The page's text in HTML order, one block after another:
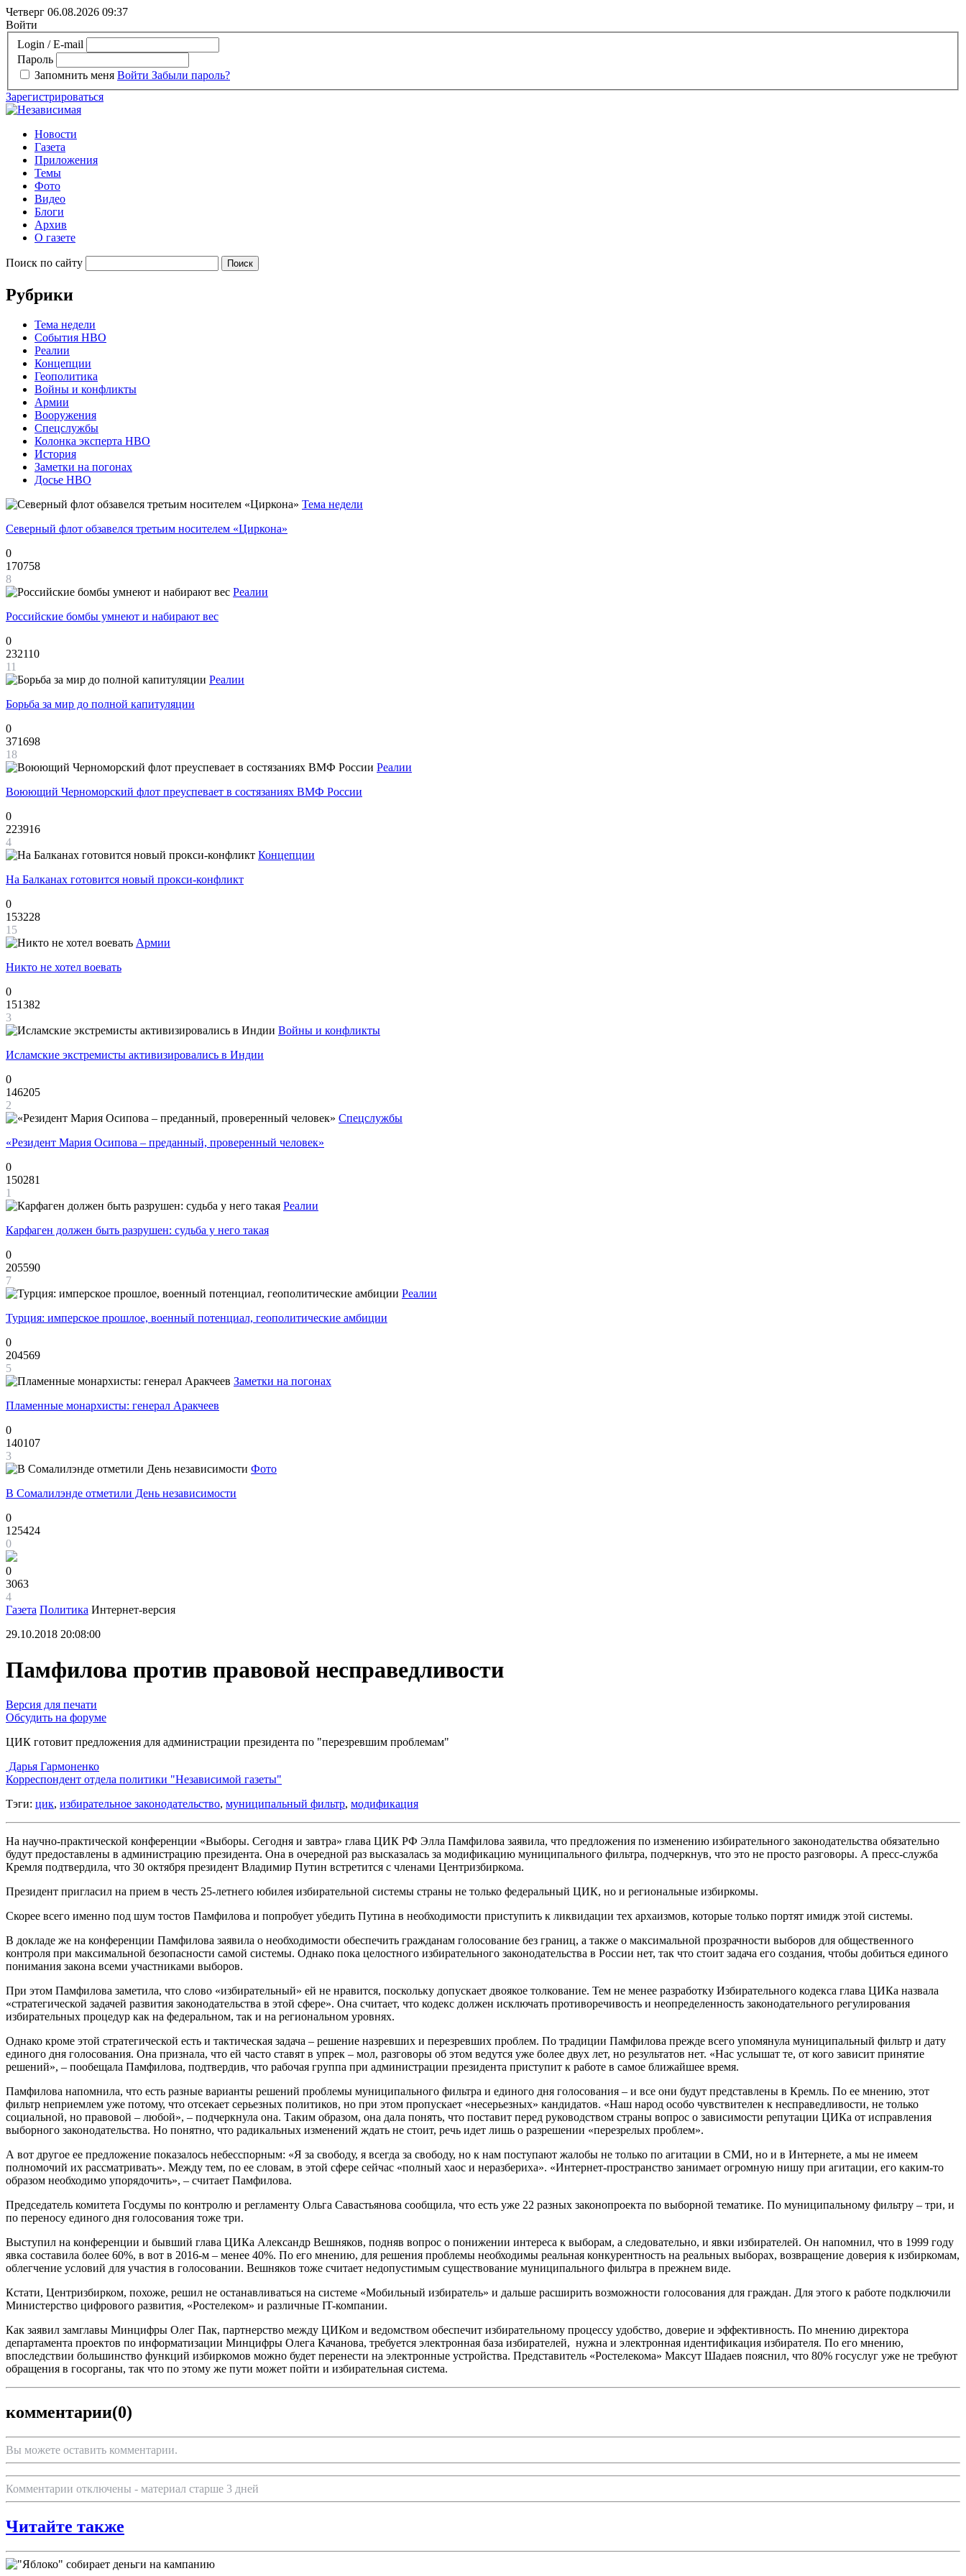
Четверг 06.08.2026 09:37
Войти
Login / E-mail
Пароль
Запомнить меня Войти Забыли пароль?
Зарегистрироваться
Новости
Газета
Приложения
Темы
Фото
Видео
Блоги
Архив
О газете
Поиск по сайту
Рубрики
Тема недели
События НВО
Реалии
Концепции
Геополитика
Войны и конфликты
Армии
Вооружения
Спецслужбы
Колонка эксперта НВО
История
Заметки на погонах
Досье НВО
Тема недели
Северный флот обзавелся третьим носителем «Циркона»
0
170758
8
Реалии
Российские бомбы умнеют и набирают вес
0
232110
11
Реалии
Борьба за мир до полной капитуляции
0
371698
18
Реалии
Воюющий Черноморский флот преуспевает в состязаниях ВМФ России
0
223916
4
Концепции
На Балканах готовится новый прокси-конфликт
0
153228
15
Армии
Никто не хотел воевать
0
151382
3
Войны и конфликты
Исламские экстремисты активизировались в Индии
0
146205
2
Спецслужбы
«Резидент Мария Осипова – преданный, проверенный человек»
0
150281
1
Реалии
Карфаген должен быть разрушен: судьба у него такая
0
205590
7
Реалии
Турция: имперское прошлое, военный потенциал, геополитические амбиции
0
204569
5
Заметки на погонах
Пламенные монархисты: генерал Аракчеев
0
140107
3
Фото
В Сомалилэнде отметили День независимости
0
125424
0
0
3063
4
Газета Политика Интернет-версия
29.10.2018 20:08:00
Памфилова против правовой несправедливости
Версия для печати
Обсудить на форуме
ЦИК готовит предложения для администрации президента по "перезревшим проблемам"
Дарья Гармоненко
Корреспондент отдела политики "Независимой газеты"
Тэги: цик, избирательное законодательство, муниципальный фильтр, модификация
На научно-практической конференции «Выборы. Сегодня и завтра» глава ЦИК РФ Элла Памфилова заявила, что предложения по изменению избирательного законодательства обязательно
будут предоставлены в администрацию президента. Она в очередной раз высказалась за модификацию муниципального фильтра, подчеркнув, что это не просто разговоры. А пресс-служба
Кремля подтвердила, что 30 октября президент Владимир Путин встретится с членами Центризбиркома.
Президент пригласил на прием в честь 25-летнего юбилея избирательной системы страны не только федеральный ЦИК, но и региональные избиркомы.
Скорее всего именно под шум тостов Памфилова и попробует убедить Путина в необходимости приступить к ликвидации тех архаизмов, которые только портят имидж этой системы.
В докладе же на конференции Памфилова заявила о необходимости обеспечить гражданам голосование без границ, а также о максимальной прозрачности выборов для общественного
контроля при максимальной безопасности самой системы. Однако пока целостного избирательного законодательства в России нет, так что стоит задача его создания, чтобы добиться единого
понимания закона всеми участниками выборов.
При этом Памфилова заметила, что слово «избирательный» ей не нравится, поскольку допускает двоякое толкование. Тем не менее разработку Избирательного кодекса глава ЦИКа назвала
«стратегической задачей развития законодательства в этой сфере». Она считает, что кодекс должен исключать противоречивость и неопределенность законодательного регулирования
избирательных процедур как на федеральном, так и на региональном уровнях.
Однако кроме этой стратегической есть и тактическая задача – решение назревших и перезревших проблем. По традиции Памфилова прежде всего упомянула муниципальный фильтр и дату
единого дня голосования. Она признала, что ей часто ставят в упрек – мол, разговоры об этом ведутся уже более двух лет, но результатов нет. «Нас услышат те, от кого зависит принятие
решений», – пообещала Памфилова, подтвердив, что рабочая группа при администрации президента приступит к работе в самое ближайшее время.
Памфилова напомнила, что есть разные варианты решений проблемы муниципального фильтра и единого дня голосования – и все они будут представлены в Кремль. По ее мнению, этот
фильтр неприемлем уже потому, что отсекает серьезных политиков, но при этом пропускает «несерьезных» кандидатов. «Наш народ особо чувствителен к несправедливости, не только
социальной, но правовой – любой», – подчеркнула она. Таким образом, она дала понять, что поставит перед руководством страны вопрос о зависимости репутации ЦИКа от исправления
выборного законодательства. Но понятно, что радикальных изменений ждать не стоит, речь идет лишь о разрешении «перезрелых проблем».
А вот другое ее предложение показалось небесспорным: «Я за свободу, я всегда за свободу, но к нам поступают жалобы не только по агитации в СМИ, но и в Интернете, а мы не имеем
полномочий их рассматривать». Между тем, по ее словам, в этой сфере сейчас «полный хаос и неразбериха». «Интернет-пространство занимает огромную нишу при агитации, его каким-то
образом необходимо упорядочить», – считает Памфилова.
Председатель комитета Госдумы по контролю и регламенту Ольга Савастьянова сообщила, что есть уже 22 разных законопроекта по выборной тематике. По муниципальному фильтру – три, и
по переносу единого дня голосования тоже три.
Выступил на конференции и бывший глава ЦИКа Александр Вешняков, подняв вопрос о понижении интереса к выборам, а следовательно, и явки избирателей. Он напомнил, что в 1999 году
явка составила более 60%, в вот в 2016-м – менее 40%. По его мнению, для решения проблемы необходимы реальная конкурентность на реальных выборах, возвращение доверия к избиркомам,
облегчение условий для участия в голосовании. Вешняков тоже считает недопустимым существование муниципального фильтра в прежнем виде.
Кстати, Центризбирком, похоже, решил не останавливаться на системе «Мобильный избиратель» и дальше расширить возможности голосования для граждан. Для этого к работе подключили
Министерство цифрового развития, «Ростелеком» и различные IT-компании.
Как заявил замглавы Минцифры Олег Пак, партнерство между ЦИКом и ведомством обеспечит избирательному процессу удобство, доверие и эффективность. По мнению директора
департамента проектов по информатизации Минцифры Олега Качанова, требуется электронная база избирателей, нужна и электронная идентификация избирателя. По его мнению,
впоследствии большинство функций избиркомов можно будет перенести на электронные устройства. Представитель «Ростелекома» Максут Шадаев пояснил, что 80% госуслуг уже не требуют
обращения в госорганы, так что по этому же пути может пойти и избирательная система.
комментарии(0)
Вы можете оставить комментарии.
Комментарии отключены - материал старше 3 дней
Читайте также